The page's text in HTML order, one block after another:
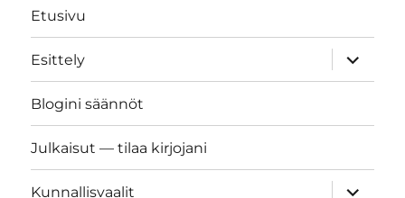
Etusivu
Esittely
näytä
Blogini säännöt
Julkaisut — tilaa kirjojani
Kunnallisvaalit
näytä